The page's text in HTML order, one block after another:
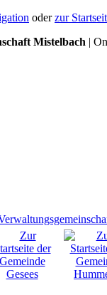
oderzur
Mistelbach |